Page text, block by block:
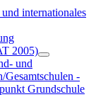
internationales
2005)
und
Gesamtschulen -
Grundschule